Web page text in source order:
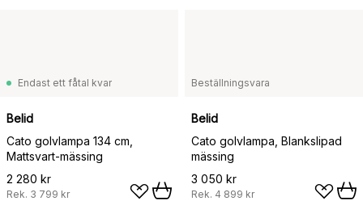
Endast ett fåtal kvar
Belid
Cato golvlampa 134 cm,
Mattsvart-mässing
2 280 kr
Rek. 3 799 kr
Beställningsvara
Belid
Cato golvlampa, Blankslipad
mässing
3 050 kr
Rek. 4 899 kr